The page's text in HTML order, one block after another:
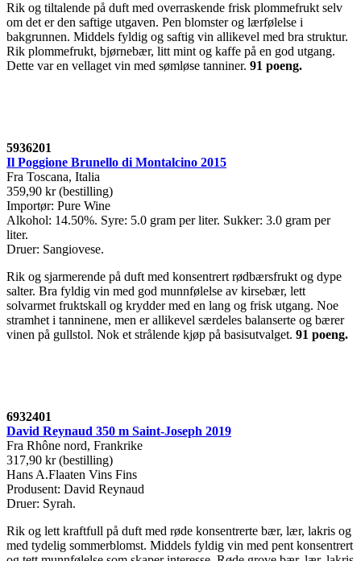
Rik og tiltalende på duft med overraskende frisk plommefrukt selv
om det er den saftige utgaven. Pen blomster og lærfølelse i
bakgrunnen. Middels fyldig og saftig vin allikevel med bra struktur.
Rik plommefrukt, bjørnebær, litt mint og kaffe på en god utgang.
Dette var en vellaget vin med sømløse tanniner. 91 poeng.
5936201
Il Poggione Brunello di Montalcino 2015
Fra Toscana, Italia
359,90 kr (bestilling)
Importør: Pure Wine
Alkohol: 14.50%. Syre: 5.0 gram per liter. Sukker: 3.0 gram per
liter.
Druer: Sangiovese.
Rik og sjarmerende på duft med konsentrert rødbærsfrukt og dype
salter. Bra fyldig vin med god munnfølelse av kirsebær, lett
solvarmet fruktskall og krydder med en lang og frisk utgang. Noe
stramhet i tanninene, men er allikevel særdeles balanserte og bærer
vinen på gullstol. Nok et strålende kjøp på basisutvalget. 91 poeng.
6932401
David Reynaud 350 m Saint-Joseph 2019
Fra Rhône nord, Frankrike
317,90 kr (bestilling)
Hans A.Flaaten Vins Fins
Produsent: David Reynaud
Druer: Syrah.
Rik og lett kraftfull på duft med røde konsentrerte bær, lær, lakris og
med tydelig sommerblomst. Middels fyldig vin med pent konsentrert